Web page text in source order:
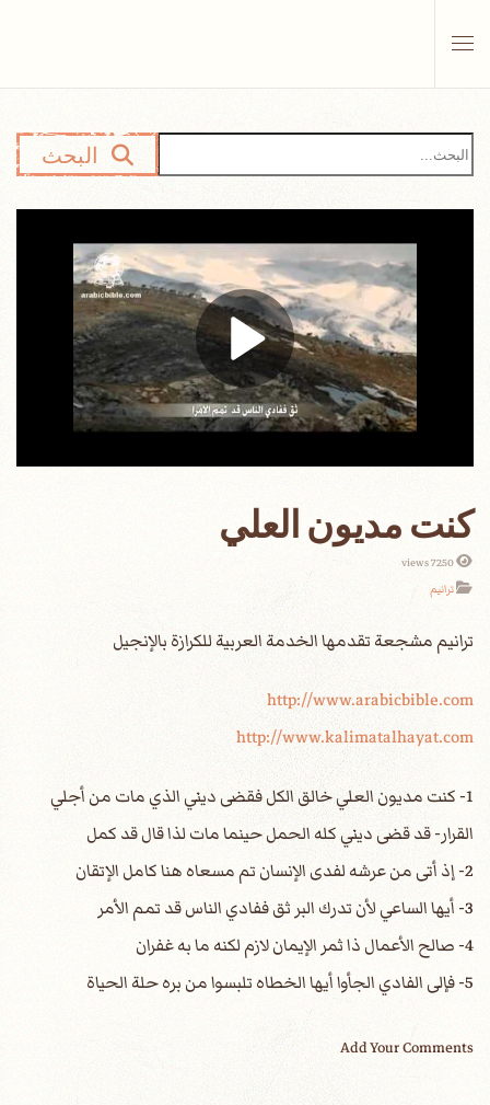
البحث
كنت مديون العلي
7250 views
ترانيم
http://www.arabicbible.com
http://www.kalimatalhayat.com
1- كنت مديون العلي خالق الكل فقضى ديني الذي مات من أجلي
القرار- قد قضى ديني كله الحمل حينما مات لذا قال قد كمل
2- إذ أتى من عرشه لفدى الإنسان تم مسعاه هنا كامل الإتقان
3- أيها الساعي لأن تدرك البر ثق ففادي الناس قد تمم الأمر
4- صالح الأعمال ذا ثمر الإيمان لازم لكنه ما به غفران
5- فإلى الفادي الجأوا أيها الخطاه تلبسوا من بره حلة الحياة
Add Your Comments